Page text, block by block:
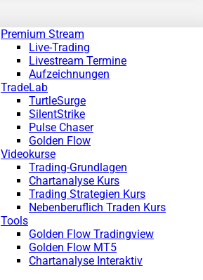
Premium Stream
Live-Trading
Livestream Termine
Aufzeichnungen
TradeLab
TurtleSurge
SilentStrike
Pulse Chaser
Golden Flow
Videokurse
Trading-Grundlagen
Chartanalyse Kurs
Trading Strategien Kurs
Nebenberuflich Traden Kurs
Tools
Golden Flow Tradingview
Golden Flow MT5
Chartanalyse Interaktiv